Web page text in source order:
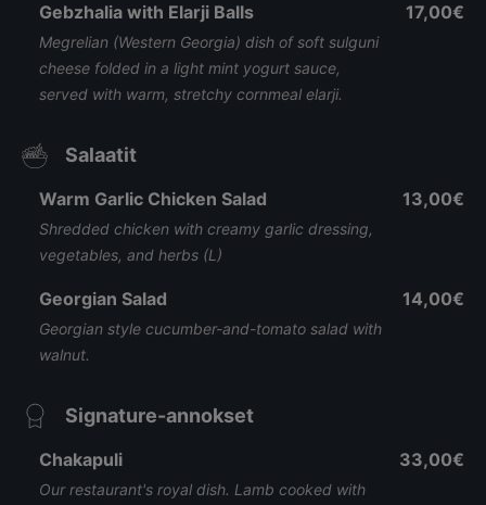
Gebzhalia with Elarji Balls
Megrelian (Western Georgia) dish of soft sulguni
cheese folded in a light mint yogurt sauce,
served with warm, stretchy cornmeal elarji.
17,00€
Salaatit
Warm Garlic Chicken Salad
Shredded chicken with creamy garlic dressing,
vegetables, and herbs (L)
13,00€
Georgian Salad
Georgian style cucumber-and-tomato salad with
walnut.
14,00€
Signature-annokset
Chakapuli
Our restaurant's royal dish. Lamb cooked with
33,00€